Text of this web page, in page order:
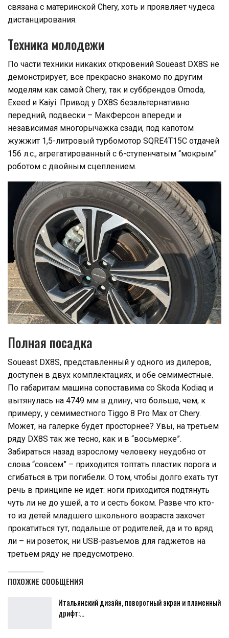
связана с материнской Chery, хоть и проявляет чудеса
дистанцирования.
Техника молодежи
По части техники никаких откровений Soueast DX8S не
демонстрирует, все прекрасно знакомо по другим
моделям как самой Chery, так и суббрендов Omoda,
Exeed и Kaiyi. Привод у DX8S безальтернативно
передний, подвески – МакФерсон впереди и
независимая многорычажка сзади, под капотом
жужжит 1,5-литровый турбомотор SQRE4T15C отдачей
156 л.с., агрегатированный с 6-ступенчатым “мокрым”
роботом с двойным сцеплением.
Полная посадка
Soueast DX8S, представленный у одного из дилеров,
доступен в двух комплектациях, и обе семиместные.
По габаритам машина сопоставима со Skoda Kodiaq и
вытянулась на 4749 мм в длину, что больше, чем, к
примеру, у семиместного Tiggo 8 Pro Max от Chery.
Может, на галерке будет просторнее? Увы, на третьем
ряду DX8S так же тесно, как и в “восьмерке”.
Забираться назад взрослому человеку неудобно от
слова “совсем” – приходится топтать пластик порога и
сгибаться в три погибели. О том, чтобы долго ехать тут
речь в принципе не идет: ноги приходится подтянуть
чуть ли не до ушей, а то и сесть боком. Разве что кто-
то из детей младшего школьного возраста захочет
прокатиться тут, подальше от родителей, да и то вряд
ли – ни розеток, ни USB-разъемов для гаджетов на
третьем ряду не предусмотрено.
ПОХОЖИЕ СООБЩЕНИЯ
Итальянский дизайн, поворотный экран и пламенный
дрифт:…